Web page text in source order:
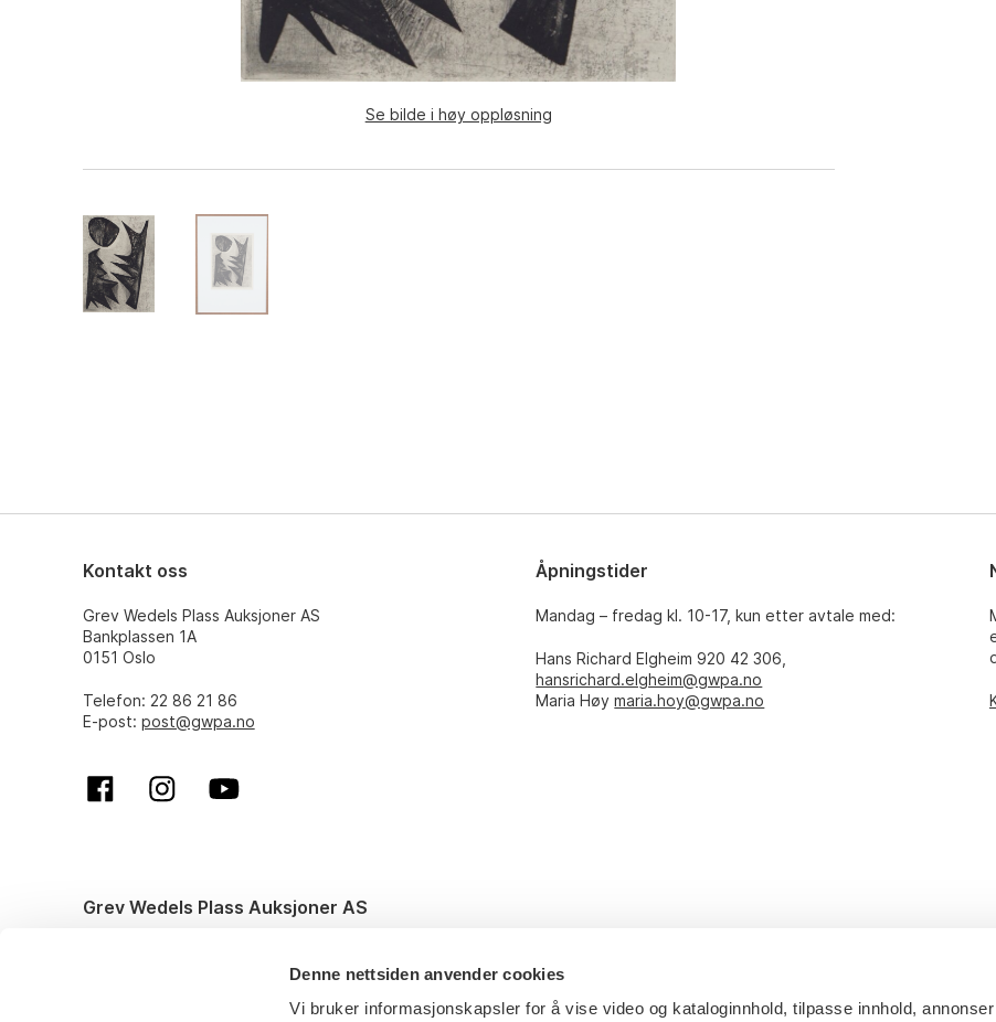
Denne nettsiden anvender cookies
Vi bruker informasjonskapsler for å vise video og kataloginnhold, tilpasse innhold,
Se bilde i høy oppløsning
Kontakt oss
Grev Wedels Plass Auksjoner AS
Bankplassen 1A
0151 Oslo
Telefon: 22 86 21 86
E-post: post@gwpa.no
Åpningstider
Mandag – fredag kl. 10-17, kun etter avtale med:
Hans Richard Elgheim 920 42 306,
hansrichard.elgheim@gwpa.no
Maria Høymaria.hoy@gwpa.no
Grev Wedels Plass Auksjoner AS